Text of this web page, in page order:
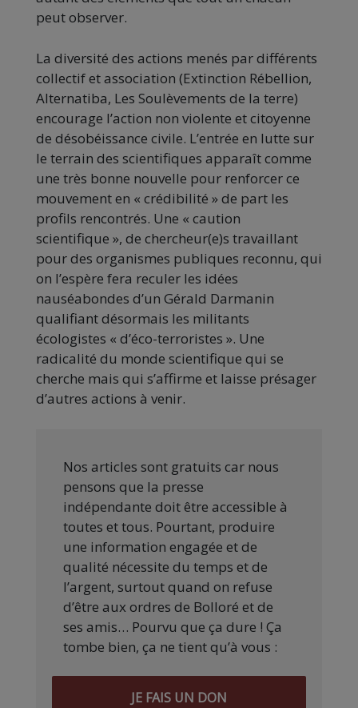
peut observer.
La diversité des actions menés par différents
collectif et association (Extinction Rébellion,
Alternatiba, Les Soulèvements de la terre)
encourage l’action non violente et citoyenne
de désobéissance civile. L’entrée en lutte sur
le terrain des scientifiques apparaît comme
une très bonne nouvelle pour renforcer ce
mouvement en « crédibilité » de part les
profils rencontrés. Une « caution
scientifique », de chercheur(e)s travaillant
pour des organismes publiques reconnu, qui
on l’espère fera reculer les idées
nauséabondes d’un Gérald Darmanin
qualifiant désormais les militants
écologistes « d’éco-terroristes ». Une
radicalité du monde scientifique qui se
cherche mais qui s’affirme et laisse présager
d’autres actions à venir.
Nos articles sont gratuits car nous
pensons que la presse
indépendante doit être accessible à
toutes et tous. Pourtant, produire
une information engagée et de
qualité nécessite du temps et de
l’argent, surtout quand on refuse
d’être aux ordres de Bolloré et de
ses amis… Pourvu que ça dure ! Ça
tombe bien, ça ne tient qu’à vous :
JE FAIS UN DON